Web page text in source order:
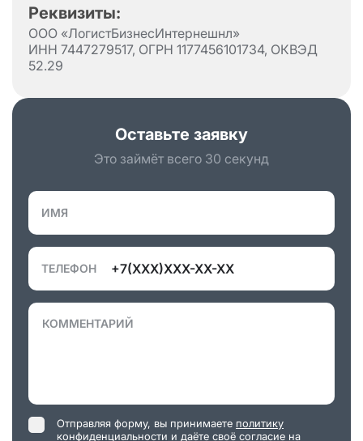
Реквизиты:
ООО «ЛогистБизнесИнтернешнл»
ИНН 7447279517, ОГРН 1177456101734, ОКВЭД
52.29
Оставьте заявку
Это займёт всего 30 секунд
ИМЯ
ТЕЛЕФОН
Отправляя форму, вы принимаете политику
конфиденциальности и даёте своё согласие на